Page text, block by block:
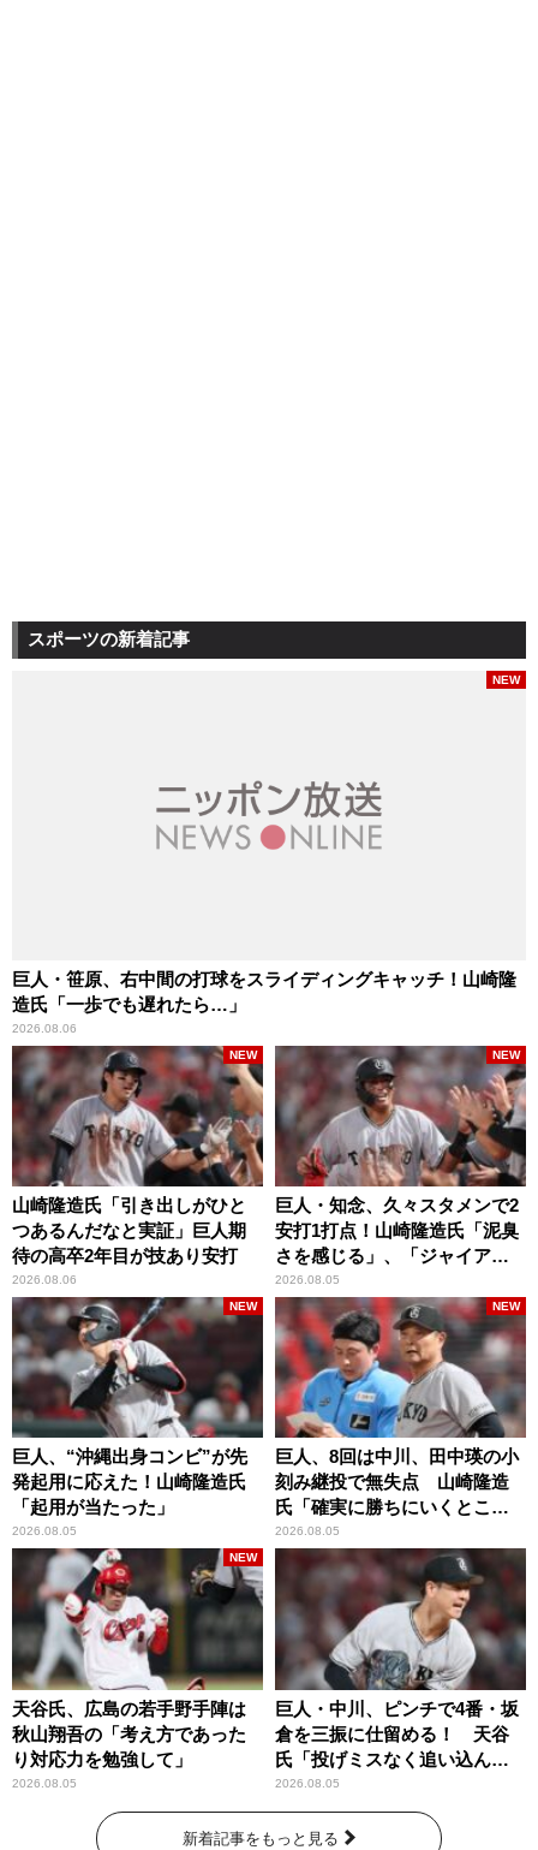
スポーツの新着記事
巨人・笹原、右中間の打球をスライディングキャッチ！山崎隆
造氏「一歩でも遅れたら…」
2026.08.06
NEW
山崎隆造氏「引き出しがひと
つあるんだなと実証」巨人期
待の高卒2年目が技あり安打
2026.08.06
NEW
巨人・知念、久々スタメンで2
安打1打点！山崎隆造氏「泥臭
さを感じる」、「ジャイアン
ツには少ないタイプ」
2026.08.05
NEW
巨人、“沖縄出身コンビ”が先
発起用に応えた！山崎隆造氏
「起用が当たった」
2026.08.05
NEW
巨人、8回は中川、田中瑛の小
刻み継投で無失点 山崎隆造
氏「確実に勝ちにいくとこ
ろ」
2026.08.05
NEW
天谷氏、広島の若手野手陣は
秋山翔吾の「考え方であった
り対応力を勉強して」
2026.08.05
NEW
巨人・中川、ピンチで4番・坂
倉を三振に仕留める！ 天谷
氏「投げミスなく追い込ん
だ。そこに尽きる」
2026.08.05
新着記事をもっと見る